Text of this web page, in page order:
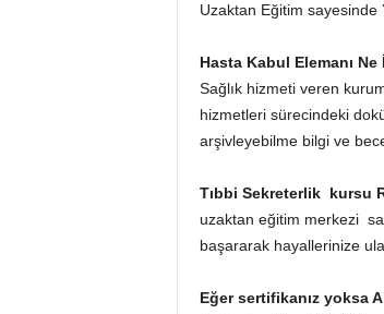
Uzaktan Eğitim sayesinde
Hasta Kabul Elemanı Ne
Sağlık hizmeti veren
hizmetleri sürecindeki
arşivleyebilme bilgi ve
Tıbbi Sekreterlik kursu
uzaktan eğitim merkezi
başararak hayallerinize
Eğer sertifikanız yoksa